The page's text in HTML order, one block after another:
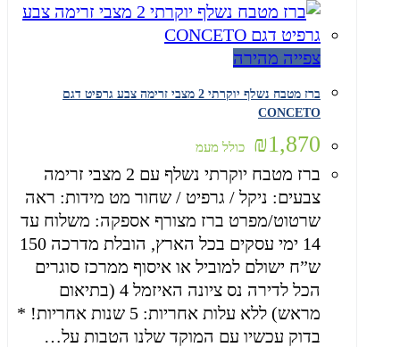
צפייה מהירה
ברז מטבח נשלף יוקרתי 2 מצבי זרימה צבע גרפיט דגם
CONCETO
₪1,870 כולל מעמ
ברז מטבח יוקרתי נשלף עם 2 מצבי זרימה
צבעים: ניקל / גרפיט / שחור מט מידות: ראה
שרטוט/מפרט ברז מצורף אספקה: משלוח עד
14 ימי עסקים בכל הארץ, הובלת מדרכה 150
ש”ח ישולם למוביל או איסוף ממרכז סוגרים
הכל לדירה נס ציונה האיזמל 4 (בתיאום
מראש) ללא עלות אחריות: 5 שנות אחריות! *
בדוק עכשיו עם המוקד שלנו הטבות על…